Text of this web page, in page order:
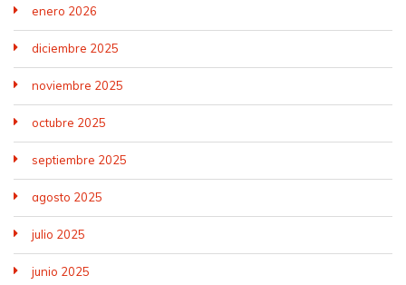
enero 2026
diciembre 2025
noviembre 2025
octubre 2025
septiembre 2025
agosto 2025
julio 2025
junio 2025